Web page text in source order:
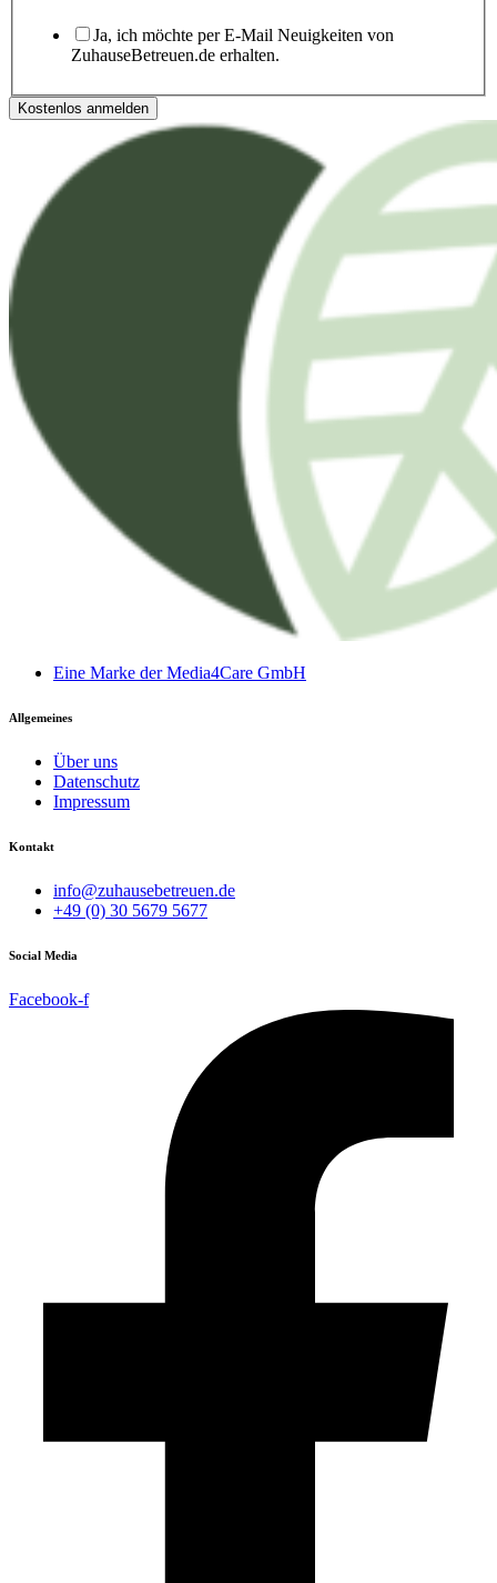
Ja, ich möchte per E-Mail Neuigkeiten von
ZuhauseBetreuen.de erhalten.
Kostenlos anmelden
Eine Marke der Media4Care GmbH
Allgemeines
Über uns
Datenschutz
Impressum
Kontakt
info@zuhausebetreuen.de
+49 (0) 30 5679 5677
Social Media
Facebook-f